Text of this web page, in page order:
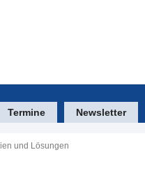
Termine Newsletter
und Lösungen